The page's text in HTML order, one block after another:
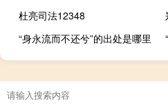
杜亮司法12348
“身永流而不还兮”的出处是哪里